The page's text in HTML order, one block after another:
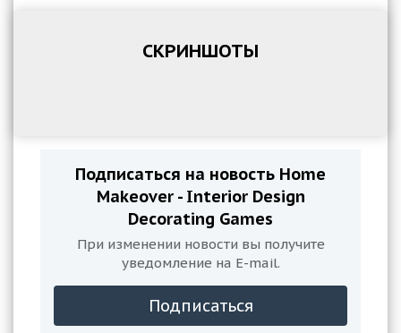
СКРИНШОТЫ
Подписаться на новость Home
Makeover - Interior Design
Decorating Games
При изменении новости вы получите
уведомление на E-mail.
Подписаться